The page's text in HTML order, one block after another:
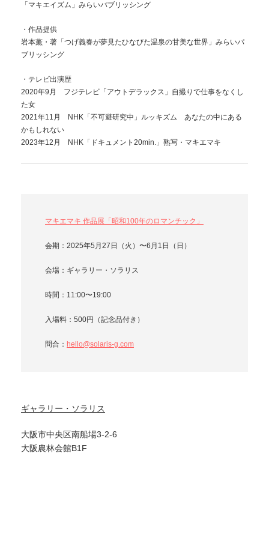
「マキエイズム」みらいパブリッシング
・作品提供
岩本薫・著「つげ義春が夢見たひなびた温泉の甘美な世界」みらいパ
ブリッシング
・テレビ出演歴
2020年9月 フジテレビ「アウトデラックス」自撮りで仕事をなくし
た女
2021年11月 NHK「不可避研究中」ルッキズム あなたの中にある
かもしれない
2023年12月 NHK「ドキュメント20min.」熟写・マキエマキ
マキエマキ 作品展「昭和100年のロマンチック」
会期：2025年5月27日（火）〜6月1日（日）
会場：ギャラリー・ソラリス
時間：11:00〜19:00
入場料：500円（記念品付き）
問合： hello@solaris-g.com
ギャラリー・ソラリス
大阪市中央区南船場3-2-6
大阪農林会館B1F